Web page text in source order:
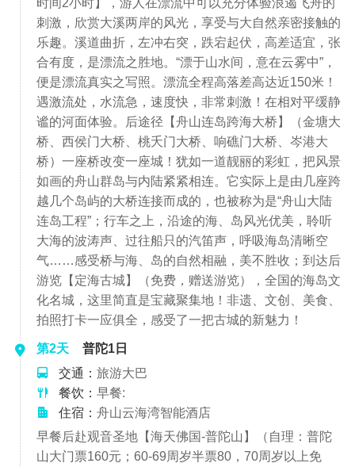
时间2小时】，游人在漂流中可以充分体验浪遏飞舟的
刺激，欣赏大溪两岸的风光，享受与大自然亲密接触的
乐趣。溪道曲折，左冲右突，跌宕起伏，高差适宜，张
合有度，是漂流之胜地。“漂于山水间，意在云雾中”，
便是漂流真实之写照。漂流全程高落差高达近150米！
遇激流处，水流急，速度快，非常刺激！在相对平缓静
谧的河面体验。后途径【舟山连岛跨海大桥】（金塘大
桥、西侯门大桥、桃夭门大桥、响礁门大桥、岑港大
桥）一座桥改变一座城！犹如一道靓丽的彩虹，把风景
如画的舟山群岛与内陆紧紧相连。它实际上是由几座跨
越几个岛屿的大桥连接而成的，也被称为是“舟山大陆
连岛工程”；行车之上，沿途的海、岛风光优美，聆听
大海的波涛声、过往船只的汽笛声，呼吸海岛清晰空
气……感受桥与海、岛的自然相融，美不胜收；到达后
游览【定海古城】（免费，赠送游览），全国的海岛文
化名城，这里简直是宝藏聚集地！非遗、文创、美食、
拍照打卡一应俱全，感受了一把古城的新魅力！
第2天
普陀1日
交通： 旅游大巴
餐饮： 早餐:
住宿： 舟山云海湾智能酒店
早餐后赴观音圣地【海天佛国-普陀山】（自理：普陀
山大门票160元；60-69周岁半票80，70周岁以上免